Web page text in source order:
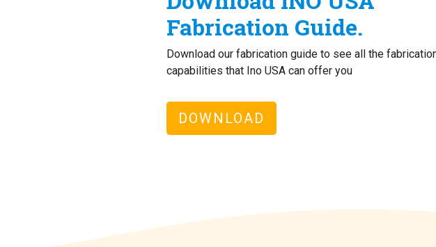
Fabrication Guide.
Download our fabrication guide to see all the
capabilities that Ino USA can offer you
DOWNLOAD